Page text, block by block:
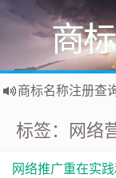
商
商标名称注册查
标签：网络
网络推广重在实